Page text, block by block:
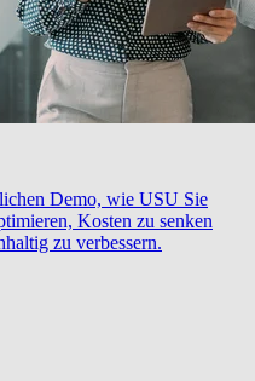
Demo, wie USU Sie
Kosten zu senken
zu verbessern.